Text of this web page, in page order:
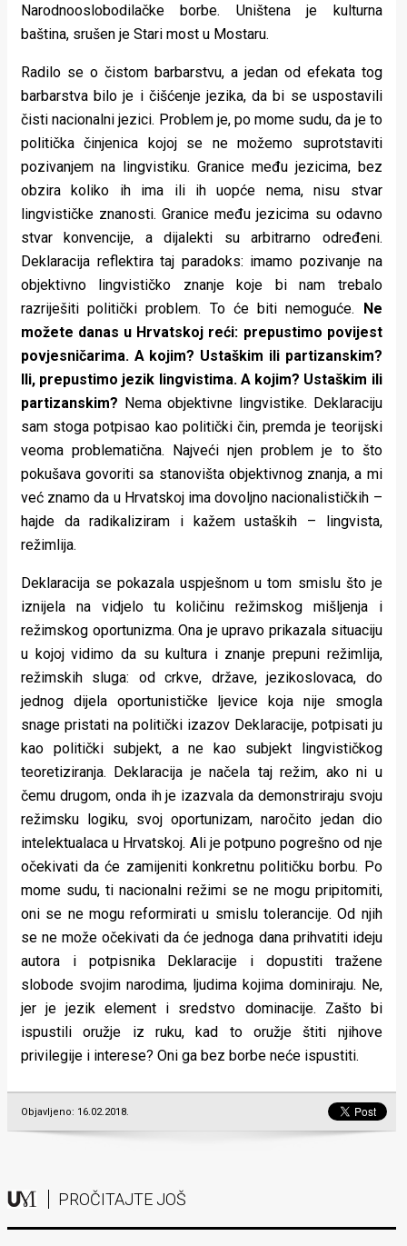
Narodnooslobodilačke borbe. Uništena je kulturna
baština, srušen je Stari most u Mostaru.
Radilo se o čistom barbarstvu, a jedan od efekata tog
barbarstva bilo je i čišćenje jezika, da bi se uspostavili
čisti nacionalni jezici. Problem je, po mome sudu, da je to
politička činjenica kojoj se ne možemo suprotstaviti
pozivanjem na lingvistiku. Granice među jezicima, bez
obzira koliko ih ima ili ih uopće nema, nisu stvar
lingvističke znanosti. Granice među jezicima su odavno
stvar konvencije, a dijalekti su arbitrarno određeni.
Deklaracija reflektira taj paradoks: imamo pozivanje na
objektivno lingvističko znanje koje bi nam trebalo
razriješiti politički problem. To će biti nemoguće. Ne
možete danas u Hrvatskoj reći: prepustimo povijest
povjesničarima. A kojim? Ustaškim ili partizanskim?
Ili, prepustimo jezik lingvistima. A kojim? Ustaškim ili
partizanskim? Nema objektivne lingvistike. Deklaraciju
sam stoga potpisao kao politički čin, premda je teorijski
veoma problematična. Najveći njen problem je to što
pokušava govoriti sa stanovišta objektivnog znanja, a mi
već znamo da u Hrvatskoj ima dovoljno nacionalističkih –
hajde da radikaliziram i kažem ustaških – lingvista,
režimlija.
Deklaracija se pokazala uspješnom u tom smislu što je
iznijela na vidjelo tu količinu režimskog mišljenja i
režimskog oportunizma. Ona je upravo prikazala situaciju
u kojoj vidimo da su kultura i znanje prepuni režimlija,
režimskih sluga: od crkve, države, jezikoslovaca, do
jednog dijela oportunističke ljevice koja nije smogla
snage pristati na politički izazov Deklaracije, potpisati ju
kao politički subjekt, a ne kao subjekt lingvističkog
teoretiziranja. Deklaracija je načela taj režim, ako ni u
čemu drugom, onda ih je izazvala da demonstriraju svoju
režimsku logiku, svoj oportunizam, naročito jedan dio
intelektualaca u Hrvatskoj. Ali je potpuno pogrešno od nje
očekivati da će zamijeniti konkretnu političku borbu. Po
mome sudu, ti nacionalni režimi se ne mogu pripitomiti,
oni se ne mogu reformirati u smislu tolerancije. Od njih
se ne može očekivati da će jednoga dana prihvatiti ideju
autora i potpisnika Deklaracije i dopustiti tražene
slobode svojim narodima, ljudima kojima dominiraju. Ne,
jer je jezik element i sredstvo dominacije. Zašto bi
ispustili oružje iz ruku, kad to oružje štiti njihove
privilegije i interese? Oni ga bez borbe neće ispustiti.
Objavljeno: 16.02.2018.
PROČITAJTE JOŠ